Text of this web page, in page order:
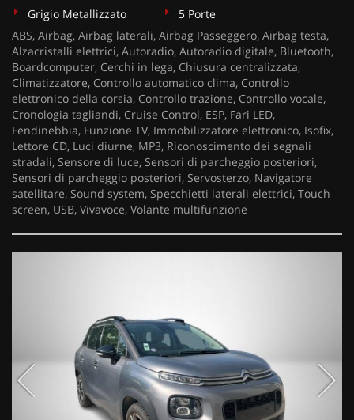
Grigio Metallizzato
5 Porte
ABS, Airbag, Airbag laterali, Airbag Passeggero, Airbag testa,
Alzacristalli elettrici, Autoradio, Autoradio digitale, Bluetooth,
Boardcomputer, Cerchi in lega, Chiusura centralizzata,
Climatizzatore, Controllo automatico clima, Controllo
elettronico della corsia, Controllo trazione, Controllo vocale,
Cronologia tagliandi, Cruise Control, ESP, Fari LED,
Fendinebbia, Funzione TV, Immobilizzatore elettronico, Isofix,
Lettore CD, Luci diurne, MP3, Riconoscimento dei segnali
stradali, Sensore di luce, Sensori di parcheggio posteriori,
Sensori di parcheggio posteriori, Servosterzo, Navigatore
satellitare, Sound system, Specchietti laterali elettrici, Touch
screen, USB, Vivavoce, Volante multifunzione